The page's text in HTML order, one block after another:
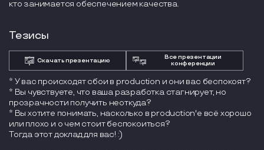
кто занимается обеспечением качества.
Тезисы
Скачать презентацию
Все презентации
конференции
* У вас происходят сбои в production и они вас беспокоят?
* Вы чувствуете, что ваша разработка стагнирует, но
прозрачности получить неоткуда?
* Вы хотите понимать, насколько в production'е всё хорошо
или плохо и о чем стоит беспокоиться?
Тогда этот доклад для вас! :)